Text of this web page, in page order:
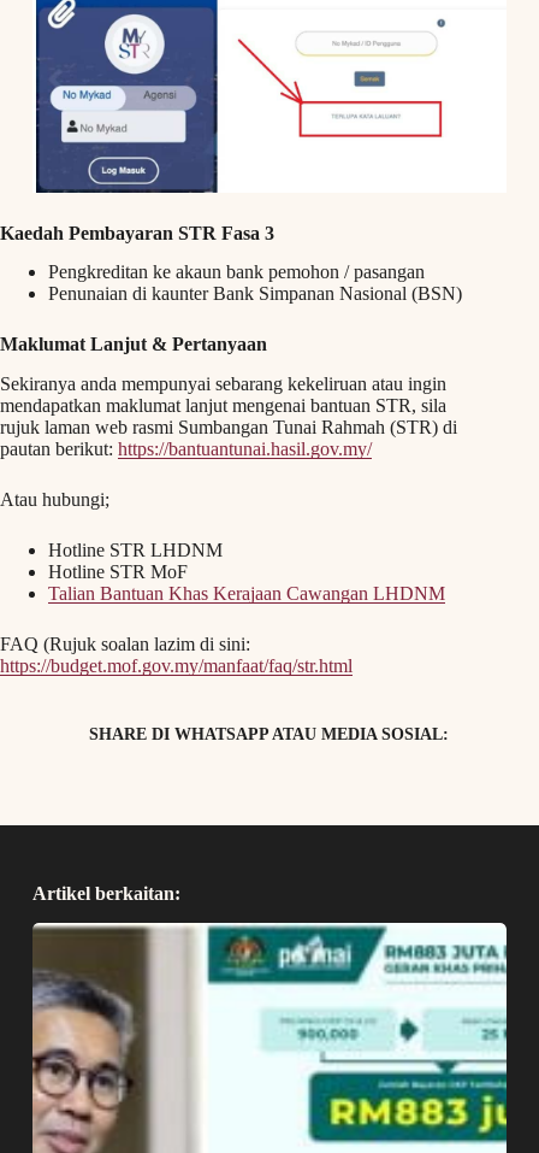
Kaedah Pembayaran STR Fasa 3
Pengkreditan ke akaun bank pemohon / pasangan
Penunaian di kaunter Bank Simpanan Nasional (BSN)
Maklumat Lanjut & Pertanyaan
Sekiranya anda mempunyai sebarang kekeliruan atau ingin
mendapatkan maklumat lanjut mengenai bantuan STR, sila
rujuk laman web rasmi Sumbangan Tunai Rahmah (STR) di
pautan berikut: https://bantuantunai.hasil.gov.my/
Atau hubungi;
Hotline STR LHDNM
Hotline STR MoF
Talian Bantuan Khas Kerajaan Cawangan LHDNM
FAQ (Rujuk soalan lazim di sini:
https://budget.mof.gov.my/manfaat/faq/str.html
SHARE DI WHATSAPP ATAU MEDIA SOSIAL:
Artikel berkaitan: